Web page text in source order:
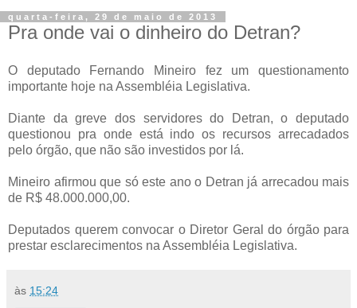
quarta-feira, 29 de maio de 2013
Pra onde vai o dinheiro do Detran?
O deputado Fernando Mineiro fez um questionamento
importante hoje na Assembléia Legislativa.
Diante da greve dos servidores do Detran, o deputado
questionou pra onde está indo os recursos arrecadados
pelo órgão, que não são investidos por lá.
Mineiro afirmou que só este ano o Detran já arrecadou mais
de R$ 48.000.000,00.
Deputados querem convocar o Diretor Geral do órgão para
prestar esclarecimentos na Assembléia Legislativa.
às 15:24